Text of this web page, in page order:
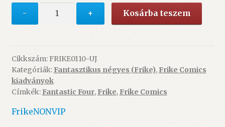
-
Fantasztikus
2.
(limitált
sorszámozott)
-
ÚJ
mennyiség
+ Kosárba teszem
Cikkszám: FRIKE0110-UJ
Kategóriák: Fantasztikus négyes (Frike), Frike Comics
kiadványok
Címkék: Fantastic Four, Frike, Frike Comics
FrikeNONVIP